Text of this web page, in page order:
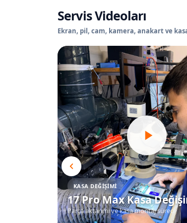
Servis Videoları
Ekran, pil, cam, kamera, anakart ve
KASA DEĞIŞIMI
17 Pro Max Kasa
Parça aktarımı ve kasa montaj süreci